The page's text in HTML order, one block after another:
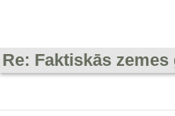
Re: Faktiskās zemes